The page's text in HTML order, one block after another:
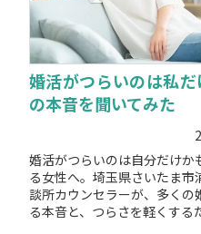
婚活がつらいのは私
の本音を聞いてみた
婚活がつらいのは自分だけ
る女性へ。埼玉県さいたま市
談所カウンセラーが、多くの
る本音と、つらさを軽くする